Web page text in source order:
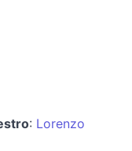
: Lorenzo